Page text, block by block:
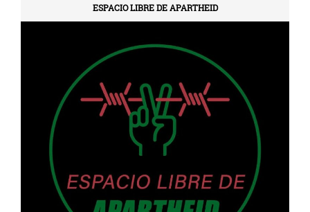
ESPACIO LIBRE DE APARTHEID